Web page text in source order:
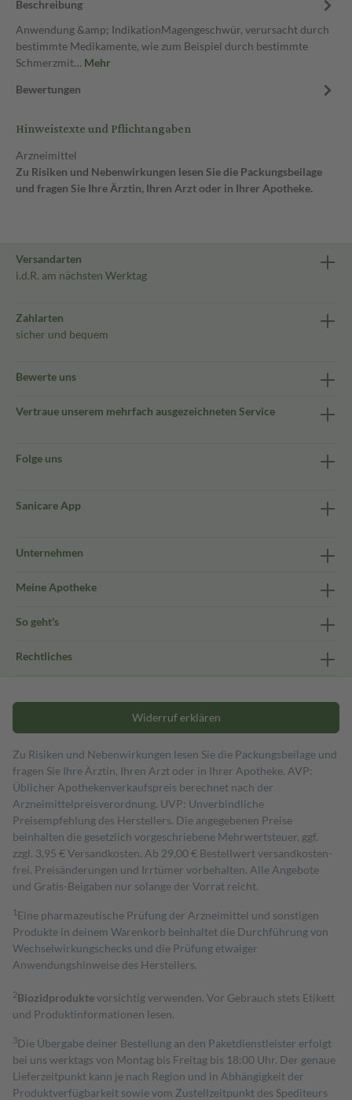
Beschreibung
Anwendung &amp; IndikationMagengeschwür, verursacht durch
bestimmte Medikamente, wie zum Beispiel durch bestimmte
Schmerzmit… Mehr
Bewertungen
Hinweistexte und Pflichtangaben
Arzneimittel
Zu Risiken und Nebenwirkungen lesen Sie die Packungsbeilage
und fragen Sie Ihre Ärztin, Ihren Arzt oder in Ihrer Apotheke.
Versandarten
i.d.R. am nächsten Werktag
Zahlarten
sicher und bequem
Bewerte uns
Vertraue unserem mehrfach ausgezeichneten Service
Folge uns
Sanicare App
Unternehmen
Meine Apotheke
So geht's
Rechtliches
Widerruf erklären
Zu Risiken und Nebenwirkungen lesen Sie die Packungsbeilage und
fragen Sie Ihre Ärztin, Ihren Arzt oder in Ihrer Apotheke. AVP:
Üblicher Apothekenverkaufspreis berechnet nach der
Arzneimittelpreisverordnung. UVP: Unverbindliche
Preisempfehlung des Herstellers. Die angegebenen Preise
beinhalten die gesetzlich vorgeschriebene Mehrwertsteuer, ggf.
zzgl. 3,95 € Versandkosten. Ab 29,00 € Bestell­wert versand­kosten­
frei. Preisänderungen und Irrtümer vorbehalten. Alle Angebote
und Gratis-Beigaben nur solange der Vorrat reicht.
1 Eine pharmazeutische Prüfung der Arzneimittel und sonstigen
Produkte in deinem Warenkorb beinhaltet die Durchführung von
Wechselwirkungschecks und die Prüfung etwaiger
Anwendungshinweise des Herstellers.
2Biozidproduktevorsichtig verwenden. Vor Gebrauch stets Etikett
und Produktinformationen lesen.
3Die Übergabe deiner Bestellung an den Paketdienstleister erfolgt
bei uns werktags von Montag bis Freitag bis 18:00 Uhr. Der genaue
Lieferzeitpunkt kann je nach Region und in Abhängigkeit der
Produktverfügbarkeit sowie vom Zustellzeitpunkt des Spediteurs